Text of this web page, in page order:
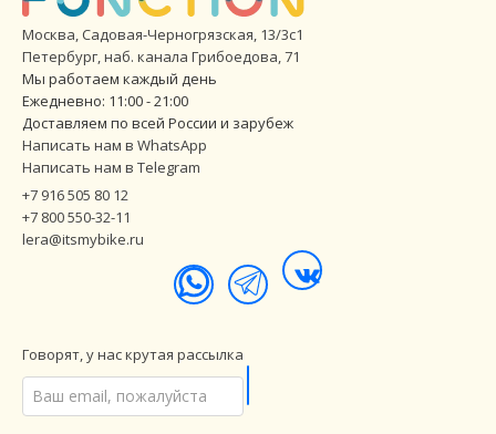
Москва, Садовая-Черногрязская, 13/3с1
Петербург,наб. канала Грибоедова, 71
Мы работаем каждый день
Ежедневно: 11:00 - 21:00
Доставляем по всей России и зарубеж
Написать нам в WhatsApp
Написать нам в Telegram
+7 916 505 80 12
+7 800 550-32-11
lera@itsmybike.ru
Говорят, у нас крутая рассылка